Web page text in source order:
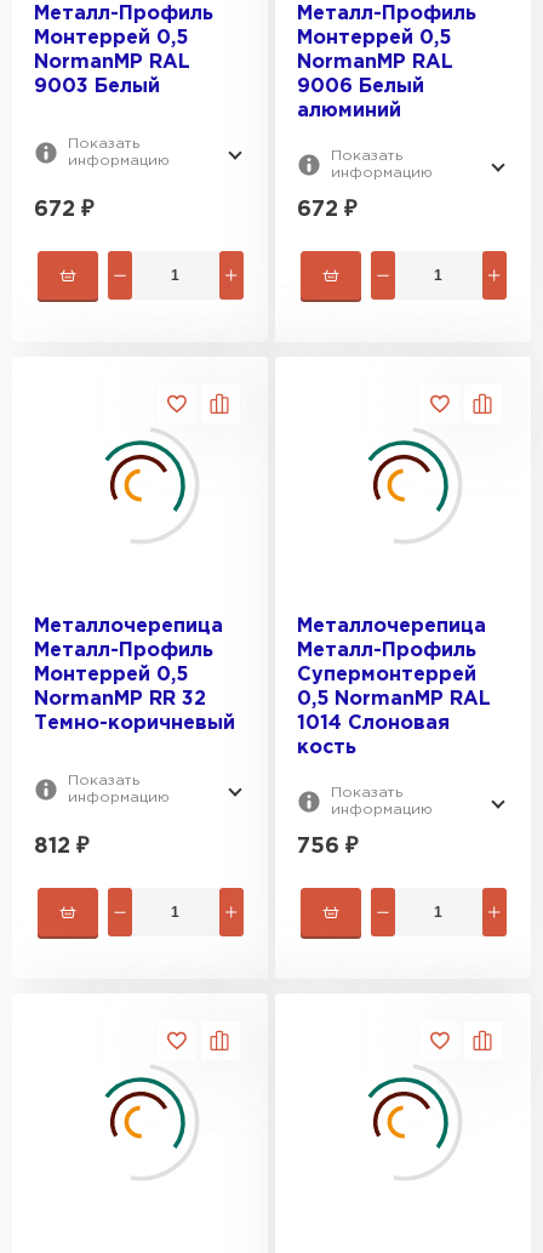
Металл-Профиль
Монтеррей 0,5
NormanMP RAL
9003 Белый
Показать
информацию
672 ₽
Металл-Профиль
Монтеррей 0,5
NormanMP RAL
9006 Белый
алюминий
Показать
информацию
672 ₽
Металлочерепица
Металл-Профиль
Монтеррей 0,5
NormanMP RR 32
Темно-коричневый
Показать
информацию
812 ₽
Металлочерепица
Металл-Профиль
Супермонтеррей
0,5 NormanMP RAL
1014 Слоновая
кость
Показать
информацию
756 ₽